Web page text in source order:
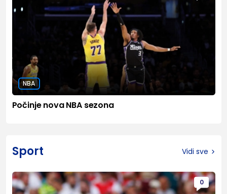
NBA
Počinje nova NBA sezona
Sport Vidi sve
0